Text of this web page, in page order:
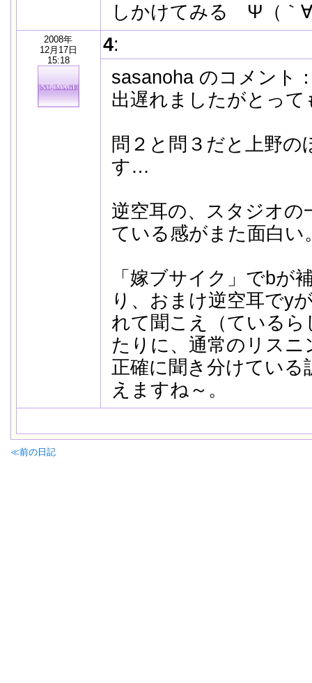
しかけてみる Ψ（｀
2008年
12月17日
15:18
4:
sasanoha のコメント
出遅れましたがとって
問２と問３だと上野
す…
逆空耳の、スタジオの
ている感がまた面白い
「嫁ブサイク」でbが
り、おまけ逆空耳でy
れて聞こえ（ている
たりに、通常のリス
正確に聞き分けてい
えますね～。
≪前の日記